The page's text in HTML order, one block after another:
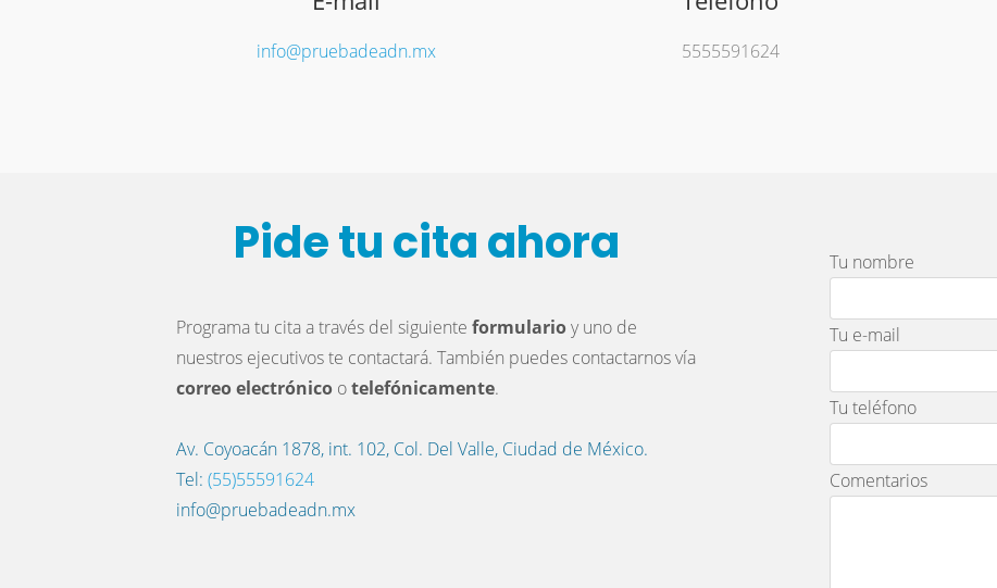
info@pruebadeadn.mx 5555591624
Pide tu cita ahora
Programa tu cita a través del siguiente formularioy uno de
nuestros ejecutivos te contactará. También puedes contactarnos vía
correo electrónico otelefónicamente.
Av. Coyoacán 1878, int. 102, Col. Del Valle, Ciudad de México.
Tel: (55)55591624
info@pruebadeadn.mx
Tu nombre
Tu e-mail
Tu teléfono
Comentarios